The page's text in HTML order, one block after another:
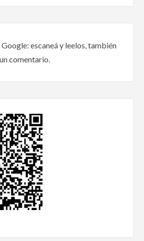
escaneá y leelos, también
comentario.